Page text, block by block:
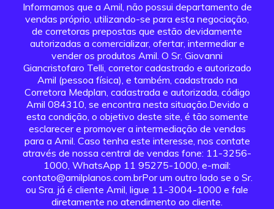
Informamos que a Amil, não possui departamento de
vendas próprio, utilizando-se para esta negociação,
de corretoras prepostas que estão devidamente
autorizadas a comercializar, ofertar, intermediar e
vender os produtos Amil. O Sr. Giovanni
Giancristofaro Telli, corretor cadastrado e autorizado
Amil (pessoa física), e também, cadastrado na
Corretora Medplan, cadastrada e autorizada, código
Amil 084310, se encontra nesta situação.Devido a
esta condição, o objetivo deste site, é tão somente
esclarecer e promover a intermediação de vendas
para a Amil. Caso tenha este interesse, nos contate
através de nossa central de vendas fone: 11-3256-
1000, WhatsApp 11 95275-1000, e-mail:
contato@amilplanos.com.brPor um outro lado se o Sr.
ou Sra. já é cliente Amil, ligue 11-3004-1000 e fale
diretamente no atendimento ao cliente.